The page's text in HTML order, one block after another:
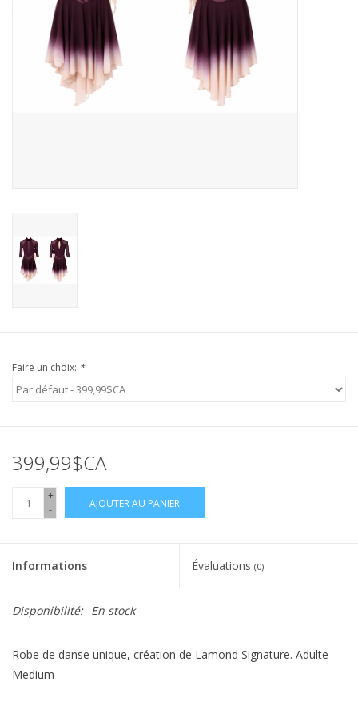
Rendez-vous achat de patins
Faire un choix: *
399,99$CA
+
-
AJOUTER AU PANIER
Informations Évaluations (0)
Disponibilité: En stock
Robe de danse unique, création de Lamond Signature. Adulte
Medium